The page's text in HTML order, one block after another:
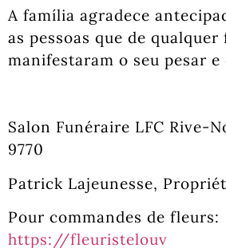
A família agradece
as pessoas que de qualquer
manifestaram o seu pesar
Salon Funéraire LFC Rive-
9770
Patrick Lajeunesse,
Pour commandes de fleurs:
https://fleuristelouv